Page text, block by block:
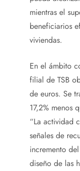
mientras el
beneficiarios
viviendas.
En el ámbito
filial de TSB
de euros. Se
17,2% menos
“La actividad
señales de
incremento
diseño de las